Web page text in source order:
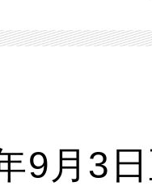
9月3